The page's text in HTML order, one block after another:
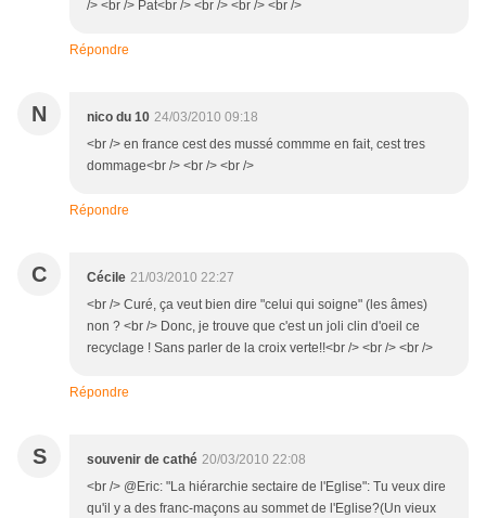
/> <br /> Pat<br /> <br /> <br /> <br />
Répondre
N nico du 10 24/03/2010 09:18
<br /> en france cest des mussé commme en fait, cest tres
dommage<br /> <br /> <br />
Répondre
C Cécile 21/03/2010 22:27
<br /> Curé, ça veut bien dire "celui qui soigne" (les âmes)
non ? <br /> Donc, je trouve que c'est un joli clin d'oeil ce
recyclage ! Sans parler de la croix verte!!<br /> <br /> <br />
Répondre
S souvenir de cathé 20/03/2010 22:08
<br /> @Eric: "La hiérarchie sectaire de l'Eglise": Tu veux dire
qu'il y a des franc-maçons au sommet de l'Eglise?(Un vieux